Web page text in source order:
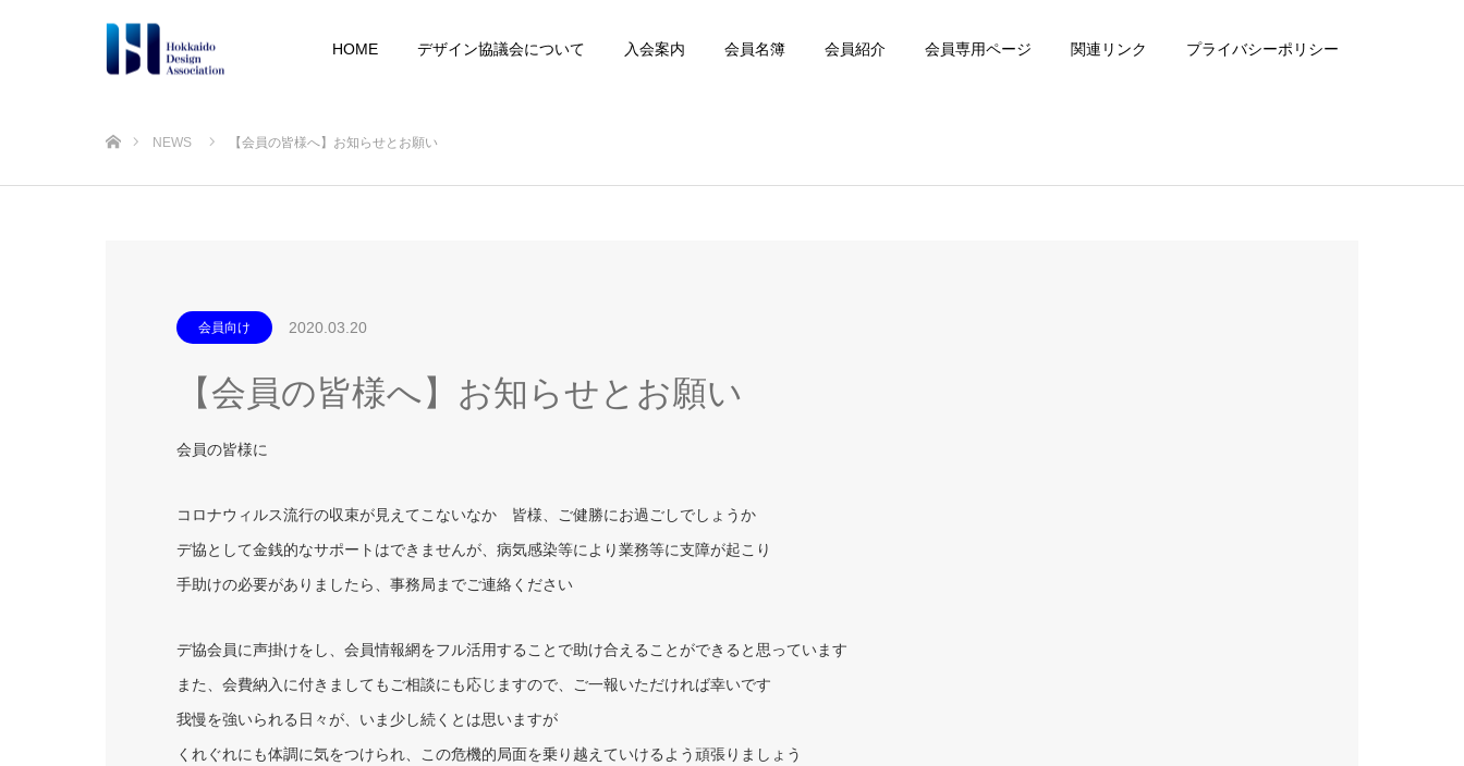
HOME デザイン協議会について 入会案内 会員名簿 会員紹介 会員専用ページ 関連リンク プライバシーポリシー
NEWS 【会員の皆様へ】お知らせとお願い
会員向け 2020.03.20
【会員の皆様へ】お知らせとお願い
会員の皆様に
コロナウィルス流行の収束が見えてこないなか 皆様、ご健勝にお過ごしでしょうか
デ協として金銭的なサポートはできませんが、病気感染等により業務等に支障が起こり
手助けの必要がありましたら、事務局までご連絡ください
デ協会員に声掛けをし、会員情報網をフル活用することで助け合えることができると思っています
また、会費納入に付きましてもご相談にも応じますので、ご一報いただければ幸いです
我慢を強いられる日々が、いま少し続くとは思いますが
くれぐれにも体調に気をつけられ、この危機的局面を乗り越えていけるよう頑張りましょう